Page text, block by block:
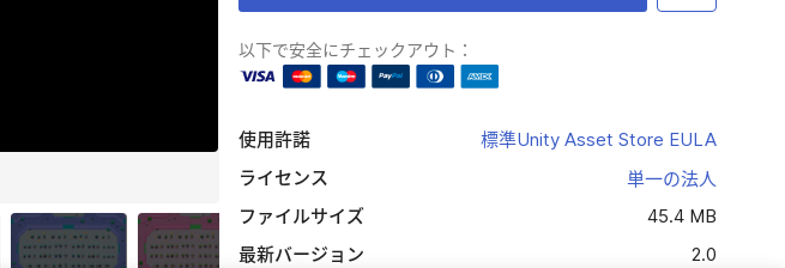
以下で安全にチェックアウト：
使用許諾
標準Unity Asset Store EULA
ライセンス
単一の法人
ファイルサイズ
45.4 MB
最新バージョン
2.0